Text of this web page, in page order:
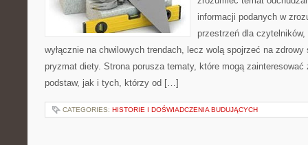
informacji podanych w
przestrzeń dla
wyłącznie na chwilowych trendach, lecz wolą spojrzeć na
pryzmat diety. Strona porusza tematy, które mogą
podstaw, jak i tych, którzy od […]
CATEGORIES: HISTORIE I DOŚWIADCZENIA BUDUJĄCYCH